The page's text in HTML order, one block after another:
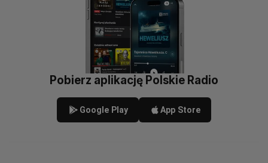
Pobierz aplikację Polskie Radio
Google Play App Store